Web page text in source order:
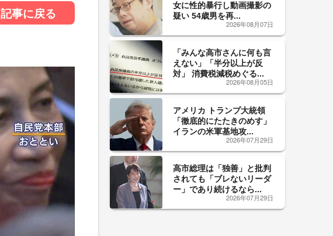
記事に戻る
女に性的暴行し動画撮影の
疑い 54歳男を再...
2026年08月07日
「みんな高市さんに何も言
えない」「半分以上が反
対」 消費税減税めぐる...
2026年08月05日
アメリカ トランプ大統領
「徹底的にたたきのめす」
イランの米軍基地攻...
2026年07月29日
高市総理は「独善」と批判
されても「ブレないリーダ
ー」であり続けるなら...
2026年07月29日